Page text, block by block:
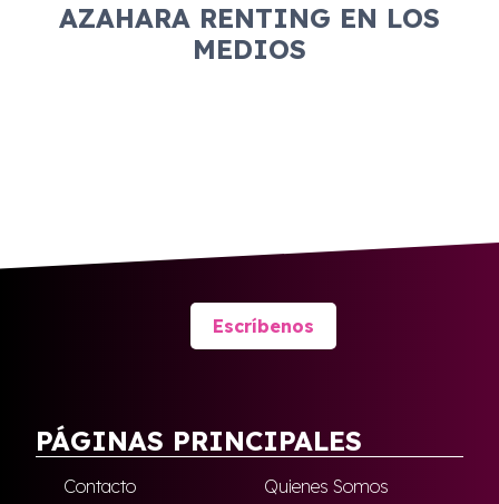
AZAHARA RENTING EN LOS
MEDIOS
Escríbenos
PÁGINAS PRINCIPALES
Contacto
Quienes Somos